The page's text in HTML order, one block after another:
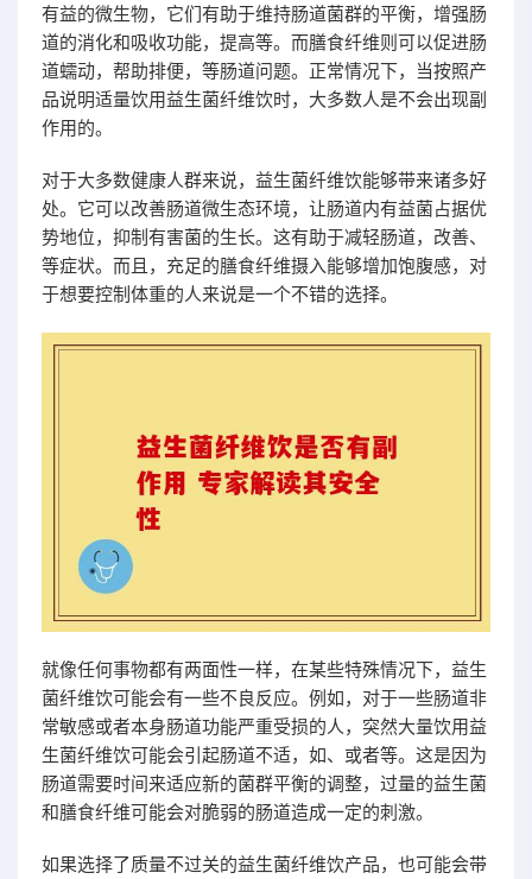
有益的微生物，它们有助于维持肠道菌群的平衡，增强肠
道的消化和吸收功能，提高等。而膳食纤维则可以促进肠
道蠕动，帮助排便，等肠道问题。正常情况下，当按照产
品说明适量饮用益生菌纤维饮时，大多数人是不会出现副
作用的。
对于大多数健康人群来说，益生菌纤维饮能够带来诸多好
处。它可以改善肠道微生态环境，让肠道内有益菌占据优
势地位，抑制有害菌的生长。这有助于减轻肠道，改善、
等症状。而且，充足的膳食纤维摄入能够增加饱腹感，对
于想要控制体重的人来说是一个不错的选择。
就像任何事物都有两面性一样，在某些特殊情况下，益生
菌纤维饮可能会有一些不良反应。例如，对于一些肠道非
常敏感或者本身肠道功能严重受损的人，突然大量饮用益
生菌纤维饮可能会引起肠道不适，如、或者等。这是因为
肠道需要时间来适应新的菌群平衡的调整，过量的益生菌
和膳食纤维可能会对脆弱的肠道造成一定的刺激。
如果选择了质量不过关的益生菌纤维饮产品，也可能会带